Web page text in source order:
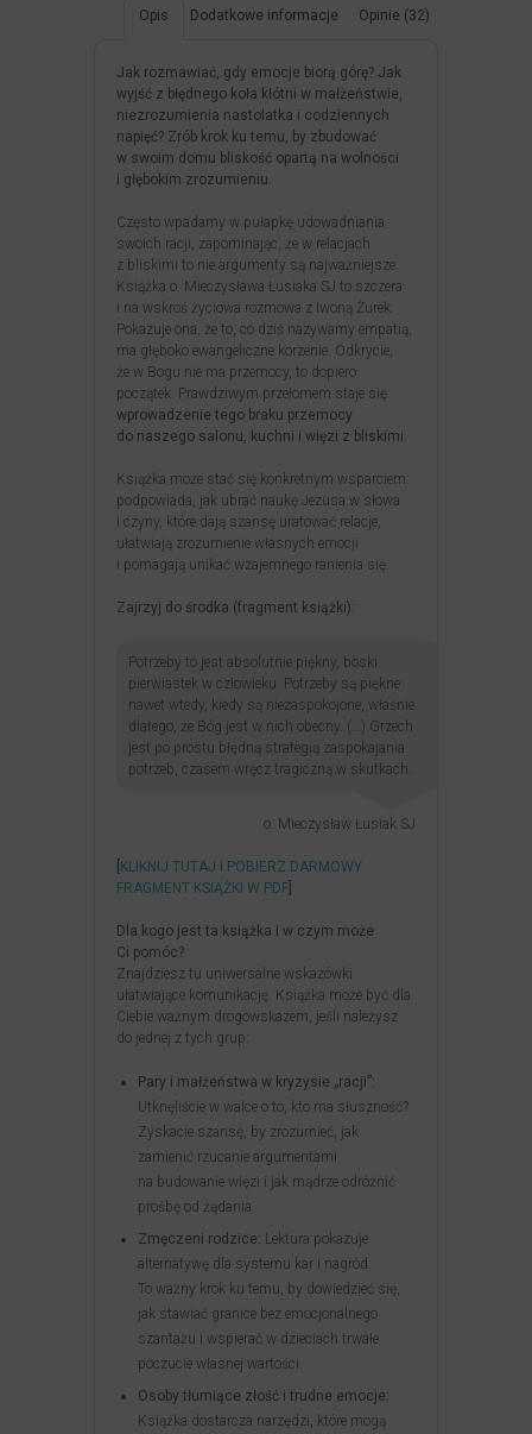
Opis Dodatkowe informacje Opinie (32)
Jak rozmawiać, gdy emocje biorą górę? Jak
wyjść z błędnego koła kłótni w małżeństwie,
niezrozumienia nastolatka i codziennych
napięć? Zrób krok ku temu, by zbudować
w swoim domu bliskość opartą na wolności
i głębokim zrozumieniu.
Często wpadamy w pułapkę udowadniania
swoich racji, zapominając, że w relacjach
z bliskimi to nie argumenty są najważniejsze.
Książka o. Mieczysława Łusiaka SJ to szczera
i na wskroś życiowa rozmowa z Iwoną Żurek.
Pokazuje ona, że to, co dziś nazywamy empatią,
ma głęboko ewangeliczne korzenie. Odkrycie,
że w Bogu nie ma przemocy, to dopiero
początek. Prawdziwym przełomem staje się
wprowadzenie tego braku przemocy
do naszego salonu, kuchni i więzi z bliskimi
Książka może stać się konkretnym wsparciem:
podpowiada, jak ubrać naukę Jezusa w słowa
i czyny, które dają szansę uratować relacje,
ułatwiają zrozumienie własnych emocji
i pomagają unikać wzajemnego ranienia się.
Zajrzyj do środka (fragment książki):
Potrzeby to jest absolutnie piękny, boski
pierwiastek w człowieku. Potrzeby są piękne
nawet wtedy, kiedy są niezaspokojone, właśnie
dlatego, że Bóg jest w nich obecny. (…) Grzech
jest po prostu błędną strategią zaspokajania
potrzeb, czasem wręcz tragiczną w skutkach.
o. Mieczysław Łusiak SJ
KLIKNIJ TUTAJ I POBIERZ DARMOWY
FRAGMENT KSIĄŻKI W PDF
Dla kogo jest ta książka i w czym może
Ci pomóc?
Znajdziesz tu uniwersalne wskazówki
ułatwiające komunikację. Książka może być dla
Ciebie ważnym drogowskazem, jeśli należysz
do jednej z tych grup:
Pary i małżeństwa w kryzysie „racji”:
Utknęliście w walce o to, kto ma słuszność?
Zyskacie szansę, by zrozumieć, jak
zamienić rzucanie argumentami
na budowanie więzi i jak mądrze odróżnić
prośbę od żądania.
Zmęczeni rodzice: Lektura pokazuje
alternatywę dla systemu kar i nagród.
To ważny krok ku temu, by dowiedzieć się,
jak stawiać granice bez emocjonalnego
szantażu i wspierać w dzieciach trwałe
poczucie własnej wartości.
Osoby tłumiące złość i trudne emocje:
Książka dostarcza narzędzi, które mogą